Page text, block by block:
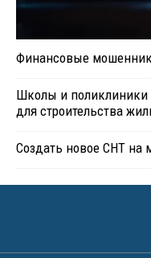
Финансовые
Школы и поликлиники
для строительства
Создать новое СНТ на